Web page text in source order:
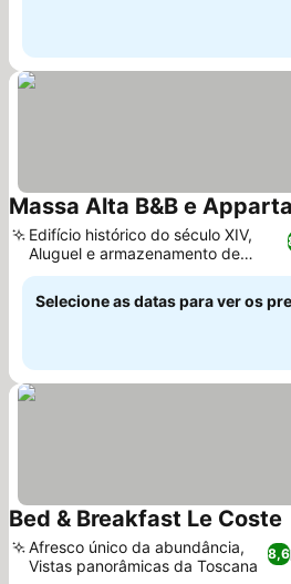
Massa Alta B&B e
Edifício histórico do século XIV,
Aluguel e armazenamento de
bicicletas
Selecione as datas para ver os
Bed & Breakfast Le Coste
8,6
Afresco único da abundância,
Vistas panorâmicas da Toscana